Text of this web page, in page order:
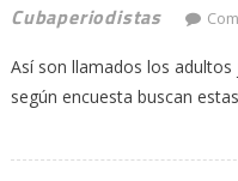
Cubaperiodistas
Así son llamados los
según encuesta buscan